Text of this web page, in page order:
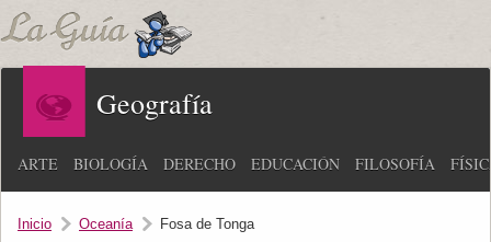
Geografía
ARTE BIOLOGÍA DERECHO EDUCACIÓN FILOSOFÍA
Inicio Oceanía Fosa de Tonga